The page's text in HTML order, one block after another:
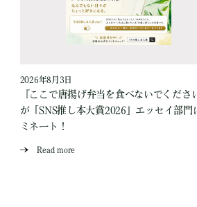
2026年8月3日
『ここで唐揚げ弁当を食べないでくださ
が「SNS推し本大賞2026」エッセイ部門
ミネート！
Read more